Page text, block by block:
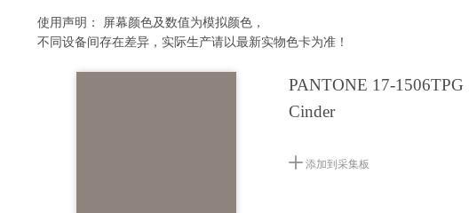
使用声明： 屏幕颜色及数值为模拟颜色，
不同设备间存在差异，实际生产请以最新实物色卡为准！
PANTONE 17-1506TPG
Cinder
添加到采集板